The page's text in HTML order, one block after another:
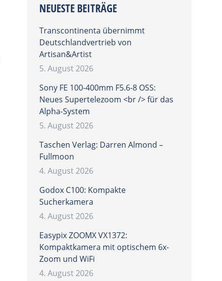
NEUESTE BEITRÄGE
Transcontinenta übernimmt
Deutschlandvertrieb von
Artisan&Artist
5. August 2026
Sony FE 100-400mm F5.6-8 OSS:
Neues Supertelezoom <br /> für das
Alpha-System
5. August 2026
Taschen Verlag: Darren Almond –
Fullmoon
4. August 2026
Godox C100: Kompakte
Sucherkamera
4. August 2026
Easypix ZOOMX VX1372:
Kompaktkamera mit optischem 6x-
Zoom und WiFi
4. August 2026